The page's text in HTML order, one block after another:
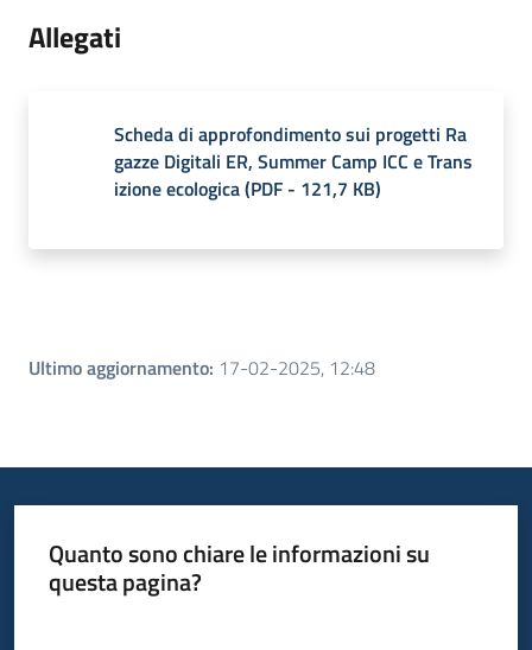
Allegati
Scheda di approfondimento sui progetti Ra
gazze Digitali ER, Summer Camp ICC e Trans
izione ecologica(PDF - 121,7 KB)
Ultimo aggiornamento: 17-02-2025, 12:48
Quanto sono chiare le informazioni su
questa pagina?